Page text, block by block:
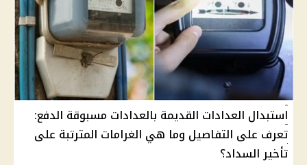
استبدال العدادات القديمة بالعدادات مسبوقة الدفع:
تعرف على التفاصيل وما هي الغرامات المترتبة على
تأخير السداد؟